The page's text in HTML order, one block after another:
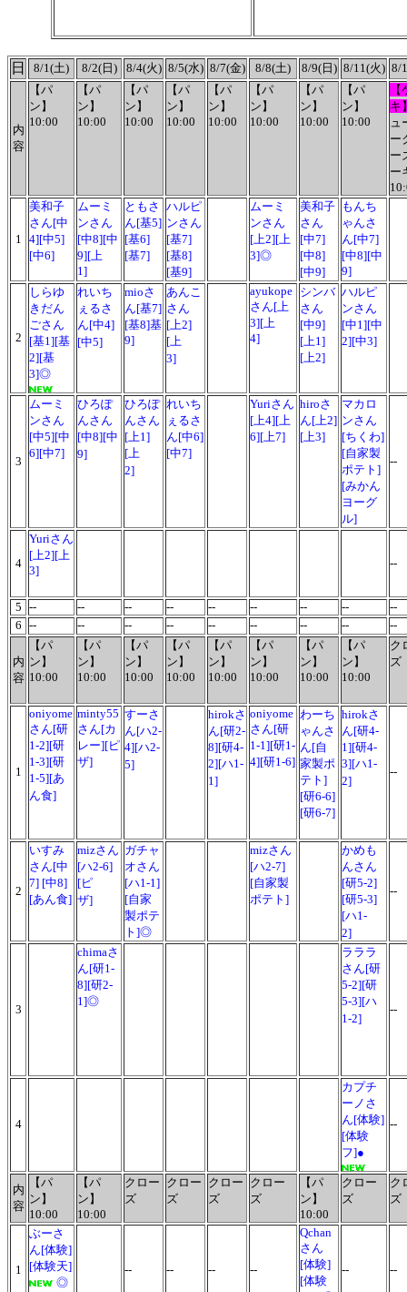
日 8/1(土) 8/2(日) 8/4(火) 8/5(水) 8/7(金) 8/8(土) 8/9(日) 8/11(火) 8/
内
容
【パ
ン】
10:00
【パ
ン】
10:00
【パ
ン】
10:00
【パ
ン】
10:00
【パ
ン】
10:00
【パ
ン】
10:00
【パ
ン】
10:00
【パ
ン】
10:00
キ
ュ
ー
ー
ー
1
美和子
さん[中
4][中5]
[中6]
ムーミ
ンさん
[中8][中
9][上
1]
ともさ
ん[基5]
[基6]
[基7]
ハルピ
ンさん
[基7]
[基8]
[基9]
ムーミ
ンさん
[上2][上
3]◎
美和子
さん
[中7]
[中8]
[中9]
もんち
ゃんさ
ん[中7]
[中8][中
9]
2
しらゆ
きだん
ごさん
[基1][基
2][基
3]◎
れいち
ぇるさ
ん[中4]
[中5]
mioさ
ん[基7]
[基8]基
9]
あんこ
さん
[上2]
[上
3]
ayukope
さん[上
3][上
4]
シンバ
さん
[中9]
[上1]
[上2]
ハルピ
ンさん
[中1][中
2][中3]
3
ムーミ
ンさん
[中5][中
6][中7]
ひろぽ
んさん
[中8][中
9]
ひろぽ
んさん
[上1]
[上
2]
れいち
ぇるさ
ん[中6]
[中7]
Yuriさん
[上4][上
6][上7]
hiroさ
ん[上2]
[上3]
マカロ
ンさん
[ちくわ]
[自家製
ポテト]
[みかん
ヨーグ
ル]
--
4
Yuriさん
[上2][上
3]
--
5 -- -- -- -- -- -- -- --
--
6 -- -- -- -- -- -- -- -- --
内
容
【パ
ン】
10:00
【パ
ン】
10:00
【パ
ン】
10:00
【パ
ン】
10:00
【パ
ン】
10:00
【パ
ン】
10:00
【パ
ン】
10:00
【パ
ン】
10:00
ク
ズ
1
oniyome
さん[研
1-2][研
1-3][研
1-5][あ
ん食]
minty55
さん[カ
レー][ピ
ザ]
すーさ
ん[ハ2-
4][ハ2-
5]
hirokさ
ん[研2-
8][研4-
2][ハ1-
1]
oniyome
さん[研
1-1][研1-
4][研1-6]
わーち
ゃんさ
ん[自
家製ポ
テト]
[研6-6]
[研6-7]
hirokさ
ん[研4-
1][研4-
3][ハ1-
2]
--
2
いすみ
さん[中
7] [中8]
[あん食]
mizさん
[ハ2-6]
[ピ
ザ]
ガチャ
オさん
[ハ1-1]
[自家
製ポテ
ト]◎
mizさん
[ハ2-7]
[自家製
ポテト]
かめも
んさん
[研5-2]
[研5-3]
[ハ1-
2]
3
chimaさ
ん[研1-
8][研2-
1]◎
ラララ
さん[研
5-2][研
5-3][ハ
1-2]
--
4
カプチ
ーノさ
ん[体験]
[体験
フ]●
--
内
容
【パ
ン】
10:00
【パ
ン】
10:00
クロー
ズ
クロー
ズ
クロー
ズ
クロー
ズ
【パ
ン】
10:00
クロー
ズ
ク
ズ
1
ぶーさ
ん[体験]
[体験天]
◎
-- -- -- --
Qchan
さん
[体験]
[体験
-- --